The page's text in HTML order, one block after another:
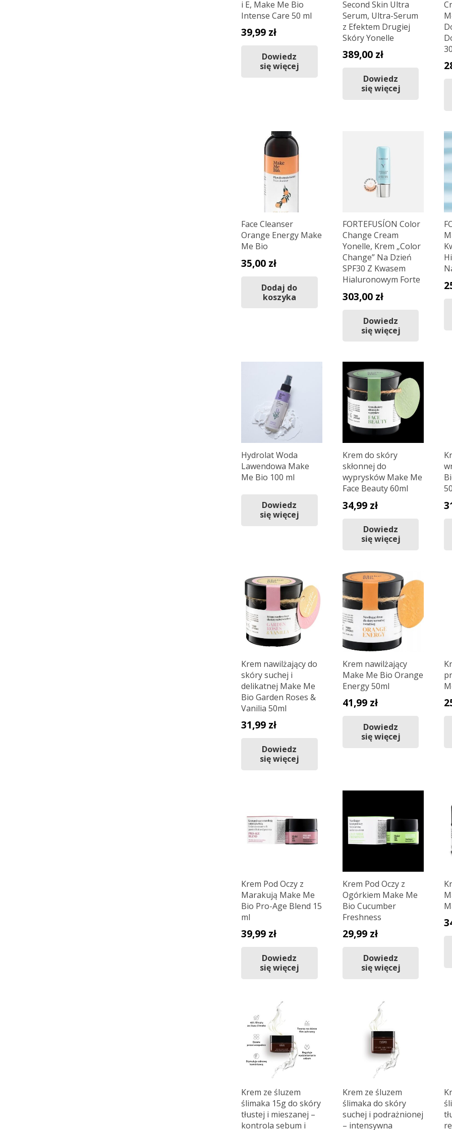
i E, Make Me Bio
Intense Care 50 ml
39,99 zł
Dowiedz
się więcej
Second Skin Ultra
Serum, Ultra-Serum
z Efektem Drugiej
Skóry Yonelle
389,00 zł
Dowiedz
się więcej
Face Cleanser
Orange Energy Make
Me Bio
35,00 zł
Dodaj do
koszyka
FORTEFUSÍON Color
Change Cream
Yonelle, Krem „Color
Change” Na Dzień
SPF30 Z Kwasem
Hialuronowym Forte
303,00 zł
Dowiedz
się więcej
Hydrolat Woda
Lawendowa Make
Me Bio 100 ml
Dowiedz
się więcej
Krem do skóry
skłonnej do
wyprysków Make Me
Face Beauty 60ml
34,99 zł
Dowiedz
się więcej
Krem nawilżający do
skóry suchej i
delikatnej Make Me
Bio Garden Roses &
Vanilia 50ml
31,99 zł
Dowiedz
się więcej
Krem nawilżający
Make Me Bio Orange
Energy 50ml
41,99 zł
Dowiedz
się więcej
Krem Pod Oczy z
Marakują Make Me
Bio Pro-Age Blend 15
ml
39,99 zł
Dowiedz
się więcej
Krem Pod Oczy z
Ogórkiem Make Me
Bio Cucumber
Freshness
29,99 zł
Dowiedz
się więcej
Krem ze śluzem
ślimaka 15g do skóry
tłustej i mieszanej –
kontrola sebum i
Krem ze śluzem
ślimaka do skóry
suchej i podrażnionej
– intensywna